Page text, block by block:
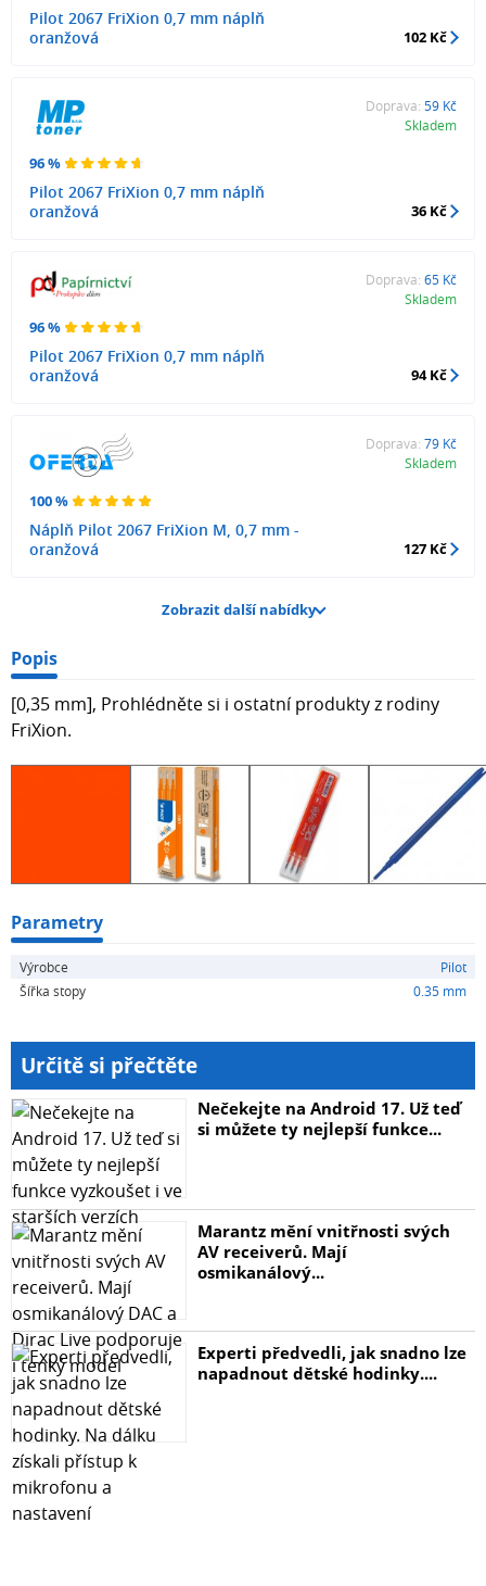
Pilot 2067 FriXion 0,7 mm náplň
oranžová
102 Kč
96 %
Pilot 2067 FriXion 0,7 mm náplň
oranžová
Doprava: 59 Kč
Skladem
36 Kč
96 %
Pilot 2067 FriXion 0,7 mm náplň
oranžová
Doprava: 65 Kč
Skladem
94 Kč
100 %
Náplň Pilot 2067 FriXion M, 0,7 mm -
oranžová
Doprava: 79 Kč
Skladem
127 Kč
Zobrazit další nabídky
Popis
[0,35 mm], Prohlédněte si i ostatní produkty z rodiny
FriXion.
Parametry
Výrobce
Pilot
Šířka stopy
0.35 mm
Určitě si přečtěte
Nečekejte na Android 17. Už teď
si můžete ty nejlepší funkce...
Marantz mění vnitřnosti svých
AV receiverů. Mají
osmikanálový...
Experti předvedli, jak snadno lze
napadnout dětské hodinky....